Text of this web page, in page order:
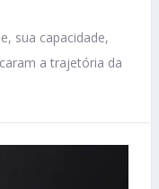
sua capacidade,
a trajetória da